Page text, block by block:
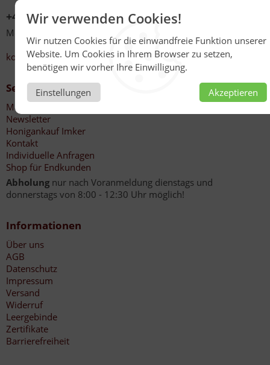
Wir verwenden Cookies!
Wir nutzen Cookies für die einwandfreie Funktion unserer
Website. Um Cookies in Ihrem Browser zu setzen,
benötigen wir vorher Ihre Einwilligung.
Einstellungen Akzeptieren
+49 (0)6267 201
Mo - Fr 08:00 - 12:30 Uhr
13:30 - 17:00 Uhr
kontakt@honig-reinmuth.de
Service
Mein Konto
Newsletter
Honigankauf Imker
Kontakt
Individuelle Anfragen
Shop für Endkunden
Abholung nur nach Voranmeldung dienstags und
donnerstags von 8:00 - 12:30 Uhr möglich!
Informationen
Über uns
AGB
Datenschutz
Impressum
Versand
Widerruf
Leergebinde
Zertifikate
Barrierefreiheit